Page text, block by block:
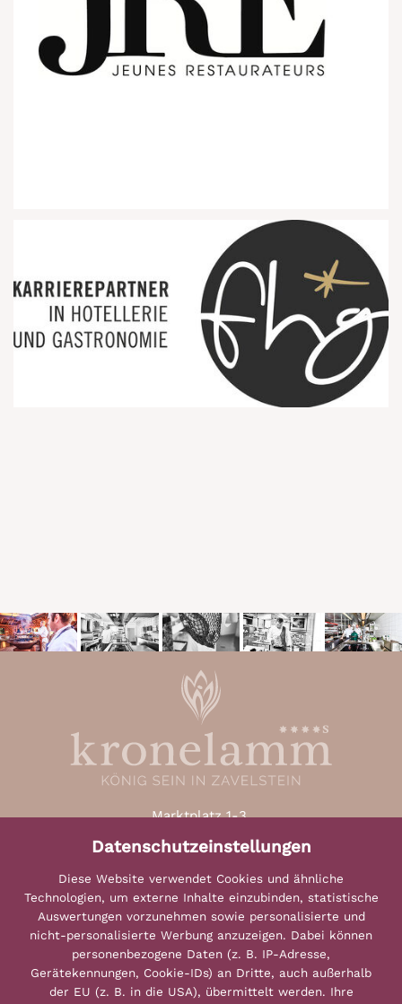
Datenschutzeinstellungen
Diese Website verwendet Cookies und ähnliche
Technologien, um externe Inhalte einzubinden, statistische
Auswertungen vorzunehmen sowie personalisierte und
nicht-personalisierte Werbung anzuzeigen. Dabei können
personenbezogene Daten (z. B. IP-Adresse,
Gerätekennungen, Cookie-IDs) an Dritte, auch außerhalb
der EU (z. B. in die USA), übermittelt werden. Ihre
Marktplatz 1-3,
D-75385 Bad Teinach-Zavelstein
(Schwarzwald)
Telefon: + 49 (0)7053 9294-0
karriere@kronelamm.de